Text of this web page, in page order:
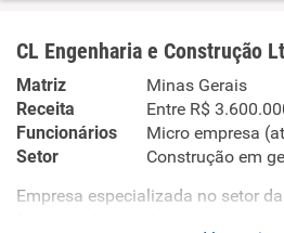
CL Engenharia e Construção
Matriz
Minas Gerais
Receita
Entre R$
Funcionários
Micro empresa
Setor
Construção em
Empresa especializada no setor